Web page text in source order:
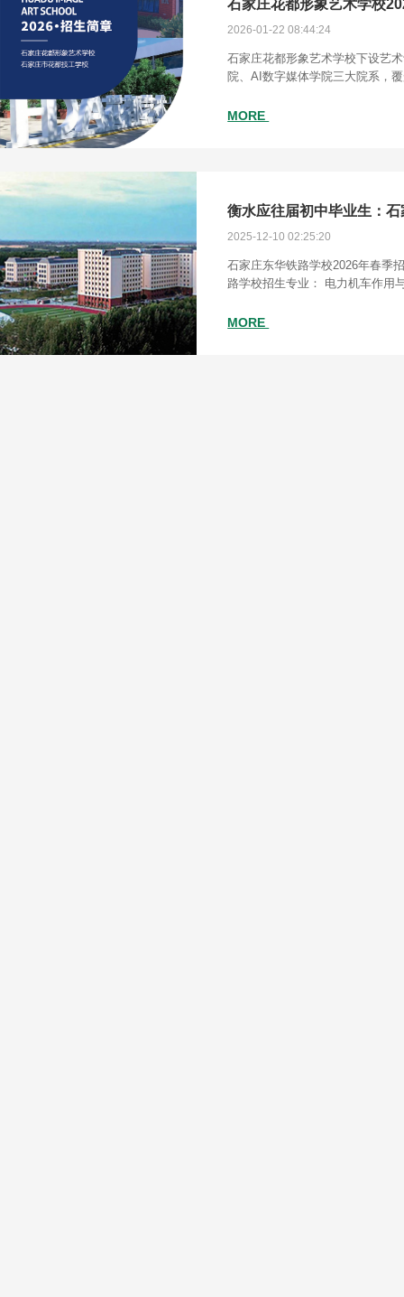
2026-01-22 08:44:24
石家庄花都形象艺术学校下设艺
院、AI数字媒体学院三大院系，
计、电子商务、美容美体艺术为
MORE
2025-12-10 02:25:20
石家庄东华铁路学校2026年春季
路学校招生专业： 电力机车作用
商务，铁道运输服务，航空乘务
MORE